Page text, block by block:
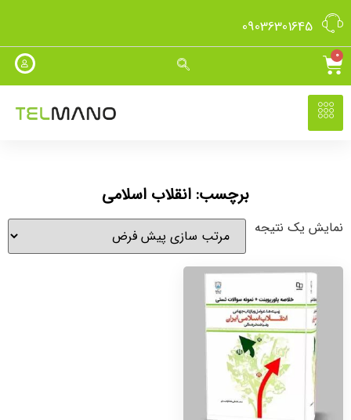
09036301645
0
برچسب: انقلاب اسلامی
نمایش یک نتیجه